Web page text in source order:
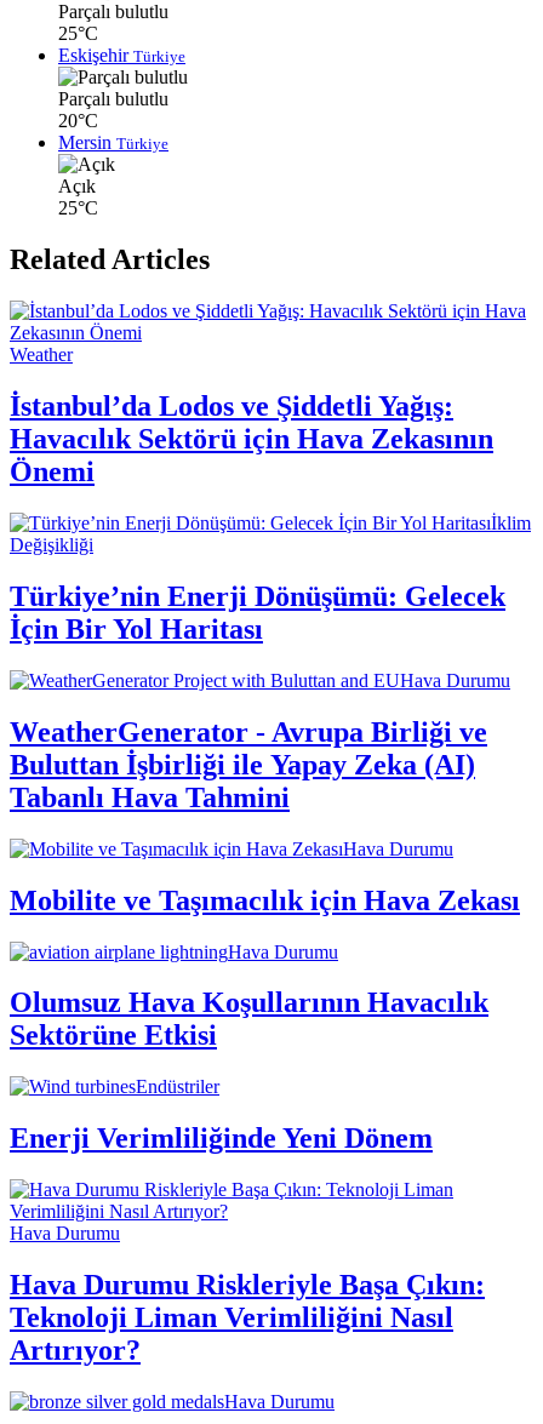
Parçalı bulutlu
25°C
Eskişehir Türkiye
Parçalı bulutlu
20°C
Mersin Türkiye
Açık
25°C
Related Articles
Weather
İstanbul’da Lodos ve Şiddetli Yağış:
Havacılık Sektörü için Hava Zekasının
Önemi
İklim
Değişikliği
Türkiye’nin Enerji Dönüşümü: Gelecek
İçin Bir Yol Haritası
Hava Durumu
WeatherGenerator - Avrupa Birliği ve
Buluttan İşbirliği ile Yapay Zeka (AI)
Tabanlı Hava Tahmini
Hava Durumu
Mobilite ve Taşımacılık için Hava Zekası
Hava Durumu
Olumsuz Hava Koşullarının Havacılık
Sektörüne Etkisi
Endüstriler
Enerji Verimliliğinde Yeni Dönem
Hava Durumu
Hava Durumu Riskleriyle Başa Çıkın:
Teknoloji Liman Verimliliğini Nasıl
Artırıyor?
Hava Durumu